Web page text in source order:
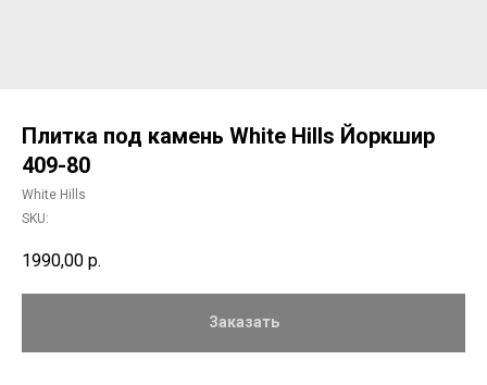
Плитка под камень White Hills Йоркшир
409-80
White Hills
SKU:
1990,00 р.
Заказать